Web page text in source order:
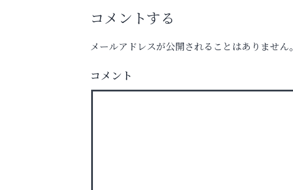
猫背･側弯、背骨の歪みを
整えませんか？
コメントする
メールアドレスが公開されることはありません。
コメント